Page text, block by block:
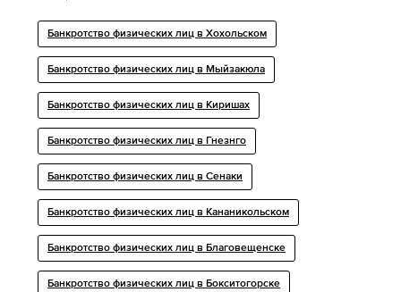
Банкротство физических лиц в Хохольском
Банкротство физических лиц в Мыйзакюла
Банкротство физических лиц в Киришах
Банкротство физических лиц в Гнезнго
Банкротство физических лиц в Сенаки
Банкротство физических лиц в Кананикольском
Банкротство физических лиц в Благовещенске
Банкротство физических лиц в Бокситогорске